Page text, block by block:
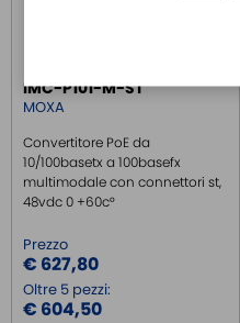
IMC-P101-M-ST
MOXA
Convertitore PoE da
10/100basetx a 100basefx
multimodale con connettori st,
48vdc 0 +60c°
Prezzo
€ 627,80
Oltre 5 pezzi:
€ 604,50